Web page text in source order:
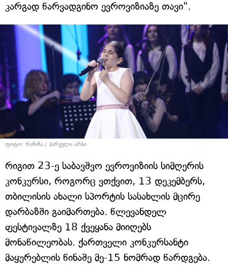
კარგად წარვადგინო ევროვიზიაზე თავი".
ფოტო: რანინა / პირველი არხი
რიგით 23-ე საბავშვო ევროვიზიის სიმღერის
კონკურსი, როგორც ვთქვით, 13 დეკემბერს,
თბილისის ახალი სპორტის სასახლის მცირე
დარბაზში გაიმართება. წლევანდელ
ფესტივალზე 18 ქვეყანა მიიღებს
მონაწილეობას. ქართველი კონკურსანტი
მაყურებლის წინაშე მე-15 ნომრად წარდგება.